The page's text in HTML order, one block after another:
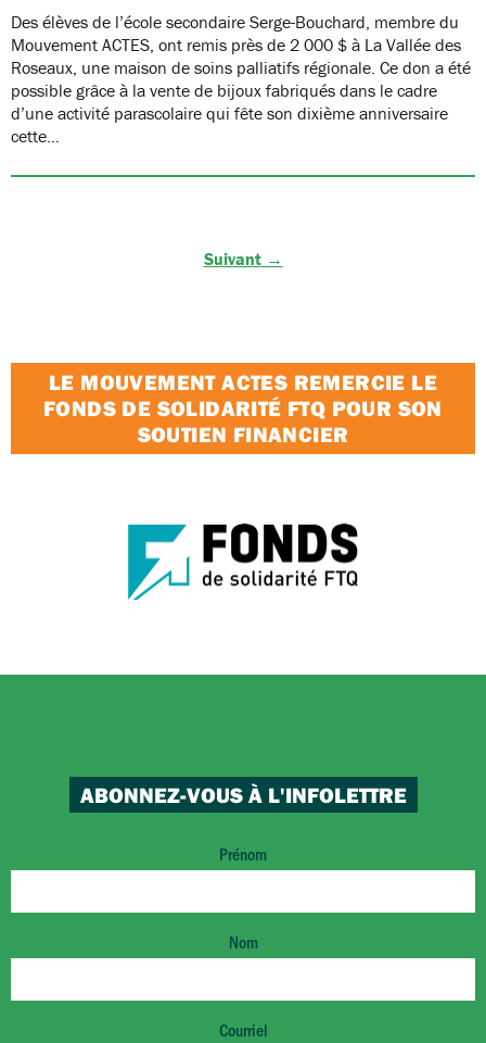
Des élèves de l’école secondaire Serge-Bouchard, membre du
Mouvement ACTES, ont remis près de 2 000 $ à La Vallée des
Roseaux, une maison de soins palliatifs régionale. Ce don a été
possible grâce à la vente de bijoux fabriqués dans le cadre
d’une activité parascolaire qui fête son dixième anniversaire
cette…
Suivant →
LE MOUVEMENT ACTES REMERCIE LE
FONDS DE SOLIDARITÉ FTQ POUR SON
SOUTIEN FINANCIER
ABONNEZ-VOUS À L'INFOLETTRE
Prénom
Nom
Courriel